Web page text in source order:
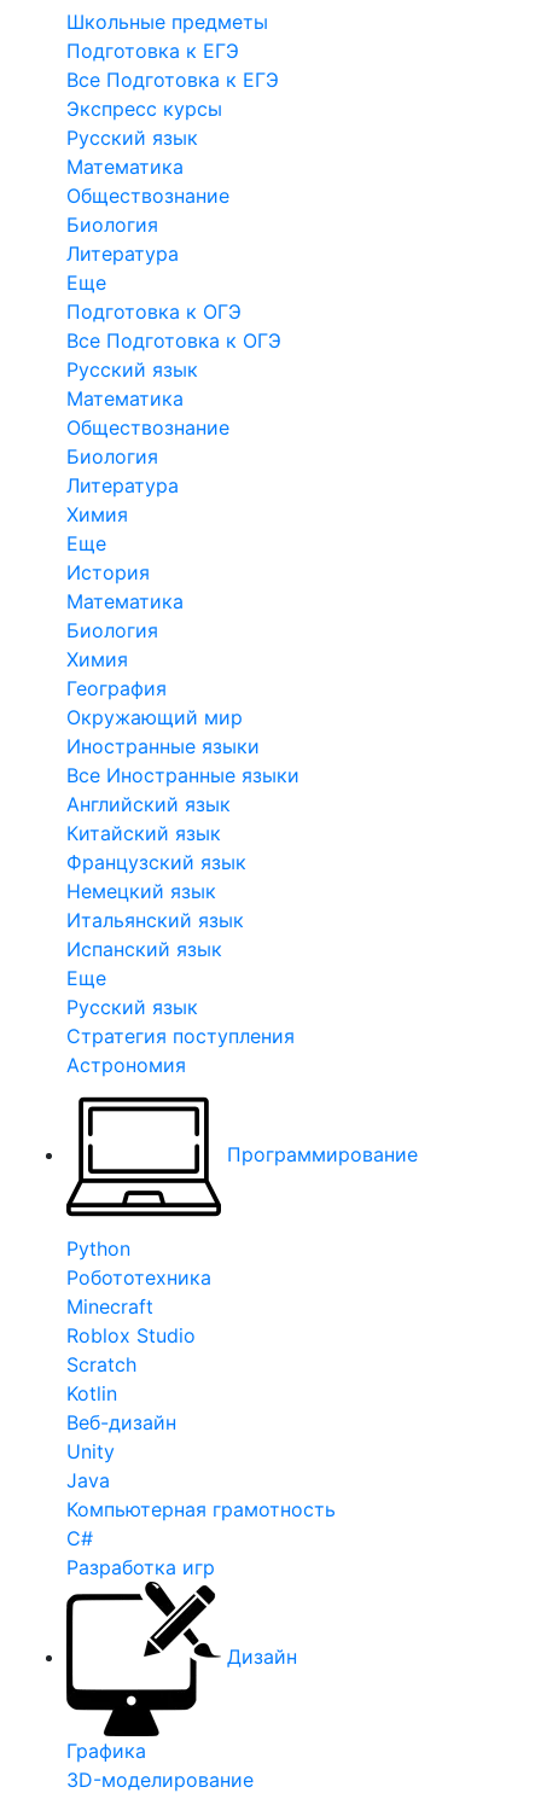
Школьные предметы
Подготовка к ЕГЭ
Все Подготовка к ЕГЭ
Экспресс курсы
Русский язык
Математика
Обществознание
Биология
Литература
Еще
Подготовка к ОГЭ
Все Подготовка к ОГЭ
Русский язык
Математика
Обществознание
Биология
Литература
Химия
Еще
История
Математика
Биология
Химия
География
Окружающий мир
Иностранные языки
Все Иностранные языки
Английский язык
Китайский язык
Французский язык
Немецкий язык
Итальянский язык
Испанский язык
Еще
Русский язык
Стратегия поступления
Астрономия
Программирование
Python
Робототехника
Minecraft
Roblox Studio
Scratch
Kotlin
Веб-дизайн
Unity
Java
Компьютерная грамотность
C#
Разработка игр
Дизайн
Графика
3D-моделирование